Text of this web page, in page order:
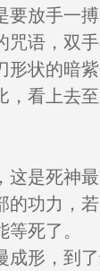
放手一搏
语，双
形状的暗
，看上去
是死神
的功力，
死了。
成形，到